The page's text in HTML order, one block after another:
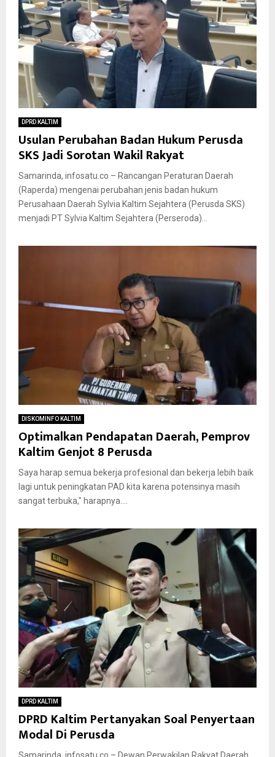
DPRD KALTIM
Usulan Perubahan Badan Hukum Perusda
SKS Jadi Sorotan Wakil Rakyat
Samarinda, infosatu.co – Rancangan Peraturan Daerah
(Raperda) mengenai perubahan jenis badan hukum
Perusahaan Daerah Sylvia Kaltim Sejahtera (Perusda SKS)
menjadi PT Sylvia Kaltim Sejahtera (Perseroda)...
DISKOMINFO KALTIM
Optimalkan Pendapatan Daerah, Pemprov
Kaltim Genjot 8 Perusda
Saya harap semua bekerja profesional dan bekerja lebih baik
lagi untuk peningkatan PAD kita karena potensinya masih
sangat terbuka," harapnya....
DPRD KALTIM
DPRD Kaltim Pertanyakan Soal Penyertaan
Modal Di Perusda
Samarinda, infosatu.co – Dewan Perwakilan Rakyat Daerah